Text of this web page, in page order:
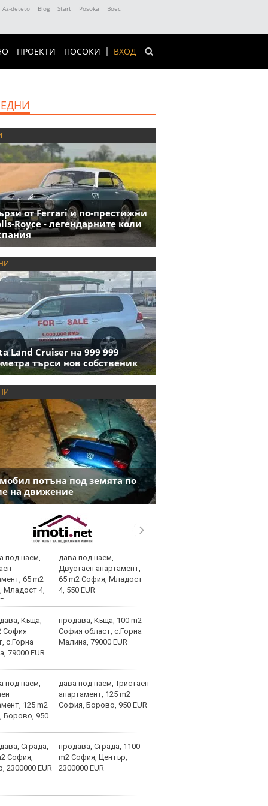
Az-deteto Blog Start Posoka
Boec
ВХОД
ПРОЕКТИ ПОСОКИ
от Ferrari и по-престижни
Royce - легендарните коли
Land Cruiser на 999 999
търси нов собственик
потъна под земята по
на движение
дава под наем,
Двустаен апартамент,
65 m2 София, Младост
4, 550 EUR
продава, Къща, 100 m2
София област, с.Горна
Малина, 79000 EUR
дава под наем, Тристаен
апартамент, 125 m2
София, Борово, 950 EUR
продава, Сграда, 1100
m2 София, Център,
2300000 EUR